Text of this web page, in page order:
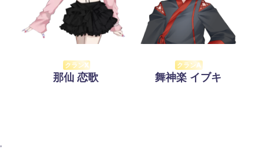
クランX
那仙 恋歌
クランA
舞神楽 イブキ